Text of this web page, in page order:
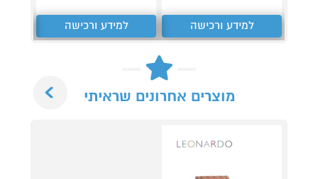
למידע ורכישה למידע ורכישה
מוצרים אחרונים שראיתי